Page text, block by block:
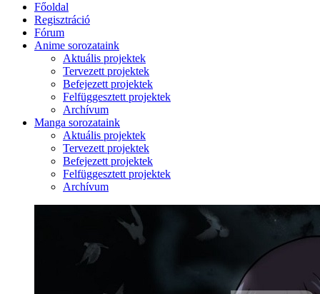
Főoldal
Regisztráció
Fórum
Anime sorozataink
Aktuális projektek
Tervezett projektek
Befejezett projektek
Felfüggesztett projektek
Archívum
Manga sorozataink
Aktuális projektek
Tervezett projektek
Befejezett projektek
Felfüggesztett projektek
Archívum